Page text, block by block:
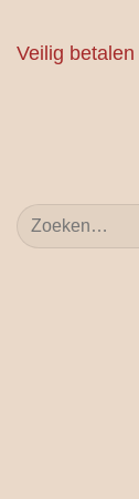
naar
Veilig betalen
Zoeken
naar: